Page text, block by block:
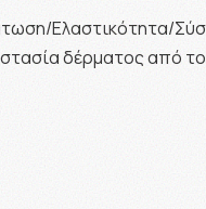
Ελαστικότητα/
δέρματος από